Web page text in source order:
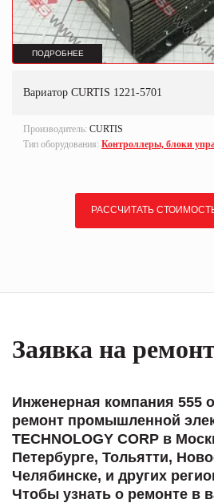
ПОДРОБНЕЕ
Вариатор CURTIS 1221-5701
Производитель: CURTIS
Тип оборудования: Контроллеры, блоки
РАССЧИТАТЬ
Заявка на
Инженерная компания 555
ремонт промышленной
TECHNOLOGY CORP в
Петербурге, Тольятти,
Челябинске, и других
Чтобы узнать о ремонте в